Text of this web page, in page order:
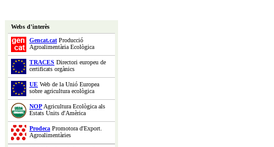
Webs d'interès
Gencat.catProducció
Agroalimentària Ecològica
TRACES Directori europeu de
certificats orgànics
UE Web de la Unió Europea
sobre agricultura ecològica
NOPAgricultura Ecològica als
Estats Units d'Amèrica
Prodeca Promotora d'Export.
Agroalimentàries